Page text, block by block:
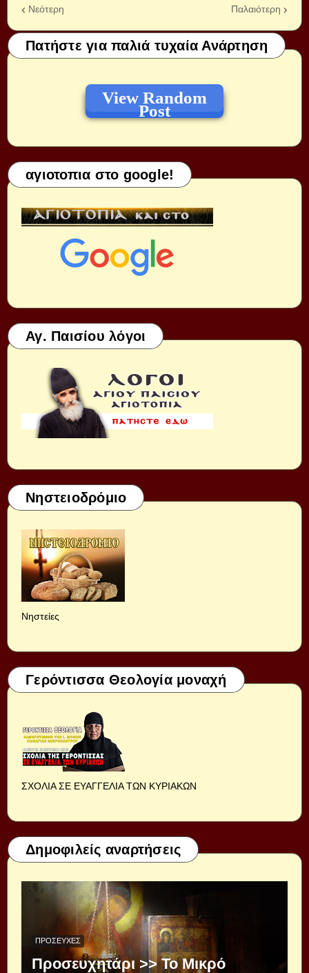
Νεότερη Παλαιότερη
Πατήστε για παλιά τυχαία Ανάρτηση
View Random
Post
αγιοτοπια στο google!
Αγ. Παισίου λόγοι
Νηστειοδρόμιο
Νηστείες
Γερόντισσα Θεολογία μοναχή
ΣΧΟΛΙΑ ΣΕ ΕΥΑΓΓΕΛΙΑ ΤΩΝ ΚΥΡΙΑΚΩΝ
Δημοφιλείς αναρτήσεις
ΠΡΟΣΕΥΧΈΣ
Προσευχητάρι >> Το Μικρό